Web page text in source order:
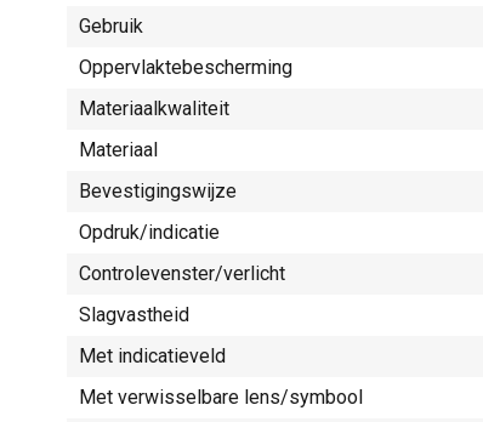
Gebruik
Oppervlaktebescherming
Materiaalkwaliteit
Materiaal
Bevestigingswijze
Opdruk/indicatie
Controlevenster/verlicht
Slagvastheid
Met indicatieveld
Met verwisselbare lens/symbool